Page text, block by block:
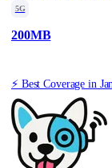
5G
200MB